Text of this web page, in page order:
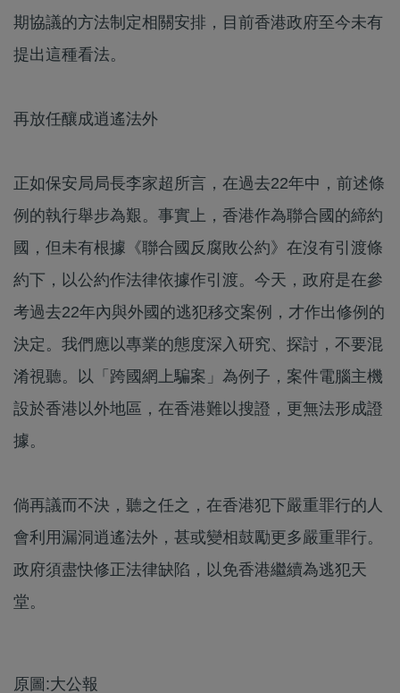
期協議的方法制定相關安排，目前香港政府至今未有
提出這種看法。
再放任釀成逍遙法外
​正如保安局局長李家超所言，在過去22年中，前述條
例的執行舉步為艱。事實上，香港作為聯合國的締約
國，但未有根據《聯合國反腐敗公約》在沒有引渡條
約下，以公約作法律依據作引渡。今天，政府是在參
考過去22年內與外國的逃犯移交案例，才作出修例的
決定。我們應以專業的態度深入研究、探討，不要混
淆視聽。以「跨國網上騙案」為例子，案件電腦主機
設於香港以外地區，在香港難以搜證，更無法形成證
據。
倘再議而不決，聽之任之，在香港犯下嚴重罪行的人
會利用漏洞逍遙法外，甚或變相鼓勵更多嚴重罪行。
政府須盡快修正法律缺陷，以免香港繼續為逃犯天
堂。
原圖:大公報